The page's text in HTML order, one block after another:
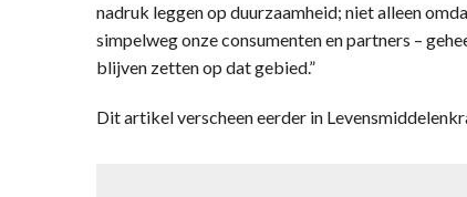
nadruk leggen op duurzaamheid; niet alleen
simpelweg onze consumenten en partners –
blijven zetten op dat gebied.”
Dit artikel verscheen eerder in